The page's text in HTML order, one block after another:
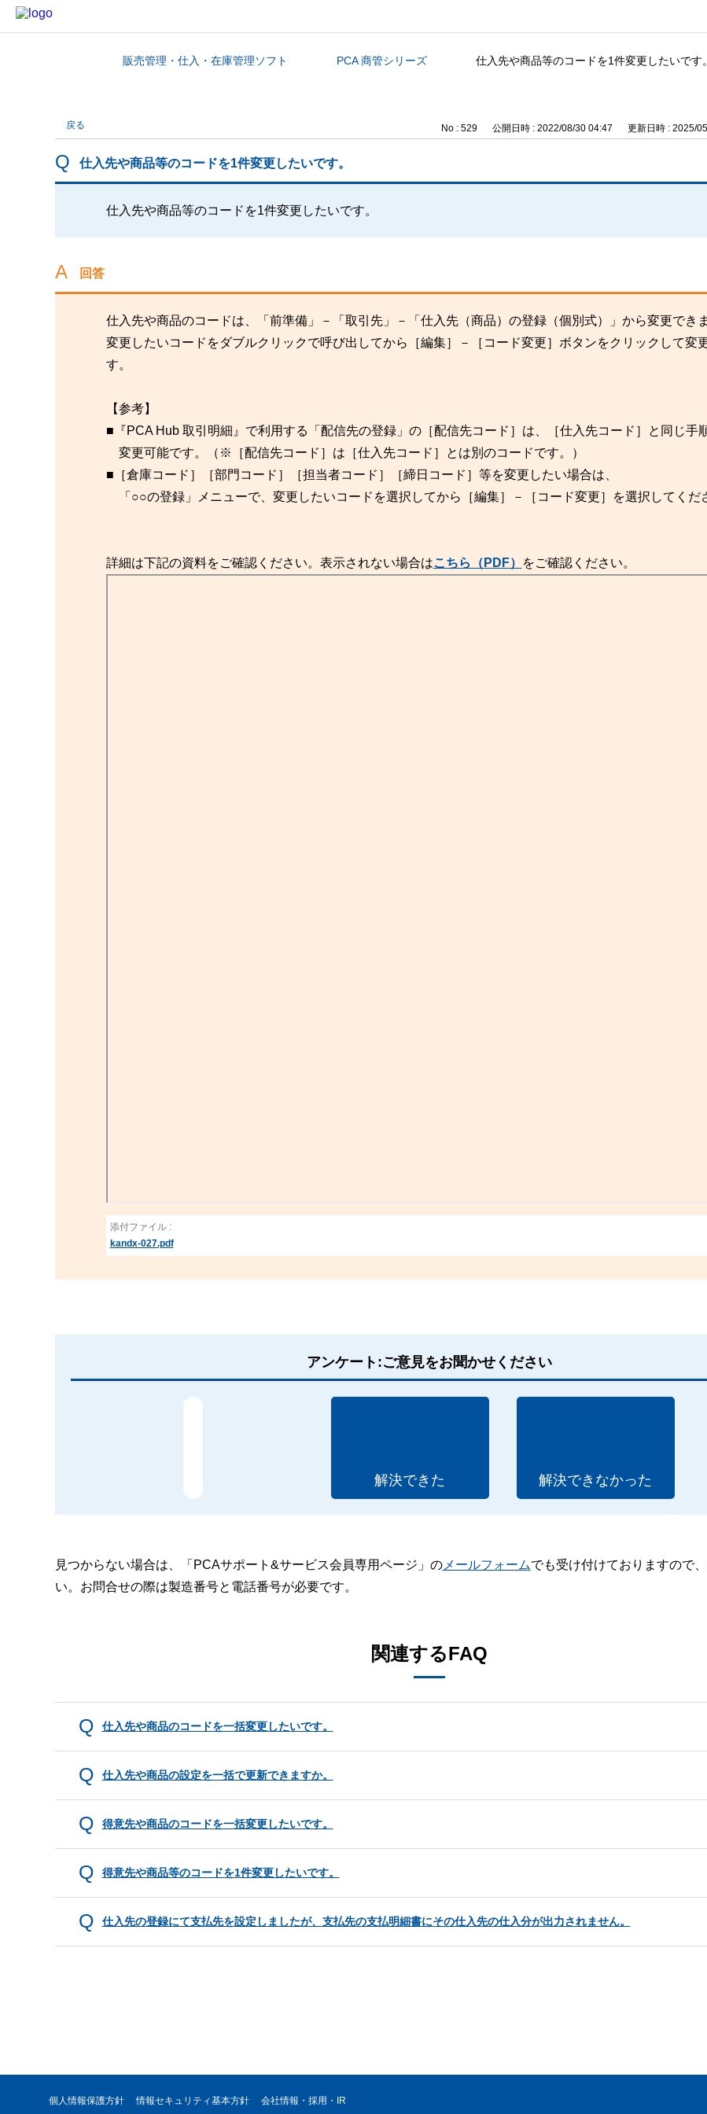
カテゴリから探す販売管理・仕入・在庫管理ソフト PCA 商管シリーズ 仕入先や商品等のコードを1件変更したいです。
戻る No : 529 公開日時 : 2022/08/30 04:47 更新日時 : 2025/
仕入先や商品等のコードを1件変更したいです。
仕入先や商品等のコードを1件変更したいです。
回答
仕入先や商品のコードは、「前準備」－「取引先」－「仕入先（商品）の登録（個別式）」から変更できま
変更したいコードをダブルクリックで呼び出してから［編集］－［コード変更］ボタンをクリックして変
す。
【参考】
■『PCA Hub 取引明細』で利用する「配信先の登録」の［配信先コード］は、［仕入先コード］と同じ手
変更可能です。（※［配信先コード］は［仕入先コード］とは別のコードです。）
■［倉庫コード］［部門コード］［担当者コード］［締日コード］等を変更したい場合は、
「○○の登録」メニューで、変更したいコードを選択してから［編集］－［コード変更］を選択してくだ
詳細は下記の資料をご確認ください。表示されない場合はこちら（PDF） をご確認ください。
添付ファイル :
kandx-027.pdf
アンケート:ご意見をお聞かせください
解決できた 解決できなかった
見つからない場合は、「PCAサポート&サービス会員専用ページ」のメールフォームでも受け付けておりますので
い。お問合せの際は製造番号と電話番号が必要です。
関連するFAQ
仕入先や商品のコードを一括変更したいです。
仕入先や商品の設定を一括で更新できますか。
得意先や商品のコードを一括変更したいです。
得意先や商品等のコードを1件変更したいです。
仕入先の登録にて支払先を設定しましたが、支払先の支払明細書にその仕入先の仕入分が出力されません。
個人情報保護方針 情報セキュリティ基本方針 会社情報・採用・IR